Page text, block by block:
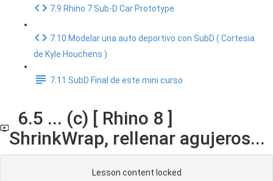
7.9 Rhino 7 Sub-D Car Prototype
7.10 Modelar una auto deportivo con SubD ( Cortesia
de Kyle Houchens )
7.11 SubD Final de este mini curso
6.5 ... (c) [ Rhino 8 ]
ShrinkWrap, rellenar agujeros...
Lesson content locked